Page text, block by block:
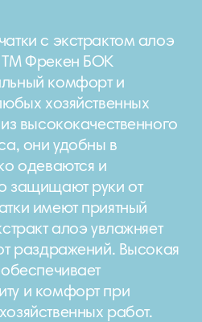
с экстрактом алоэ
ТМ Фрекен БОК
комфорт и
хозяйственных
высококачественного
они удобны в
одеваются и
защищают руки от
имеют приятный
алоэ увлажняет
раздражений. Высокая
и комфорт при
работ.